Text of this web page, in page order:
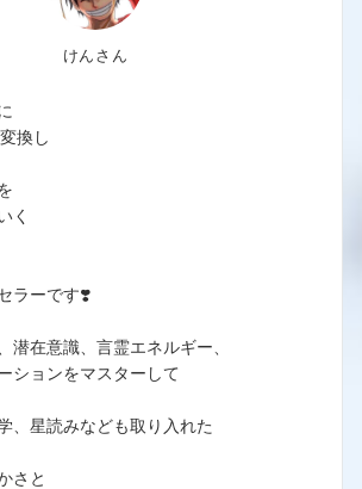
けんさん
換し
く
ラーです❣️
潜在意識、言霊エネルギー、
ションをマスターして
、星読みなども取り入れた
さと